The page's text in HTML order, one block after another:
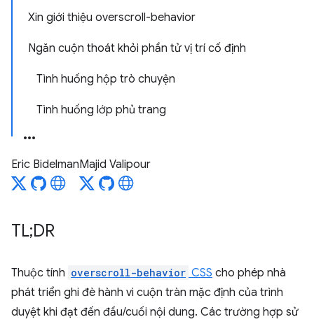
Xin giới thiệu overscroll-behavior
Ngăn cuộn thoát khỏi phần tử vị trí cố định
Tình huống hộp trò chuyện
Tình huống lớp phủ trang
Eric BidelmanMajid Valipour
TL;DR
Thuộc tính overscroll-behavior CSS cho phép nhà
phát triển ghi đè hành vi cuộn tràn mặc định của trình
duyệt khi đạt đến đầu/cuối nội dung. Các trường hợp sử